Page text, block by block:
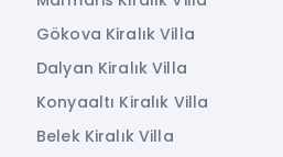
Gökova Kiralık Villa
Dalyan Kiralık Villa
Konyaaltı Kiralık Villa
Belek Kiralık Villa